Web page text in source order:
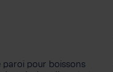
paroi pour boissons